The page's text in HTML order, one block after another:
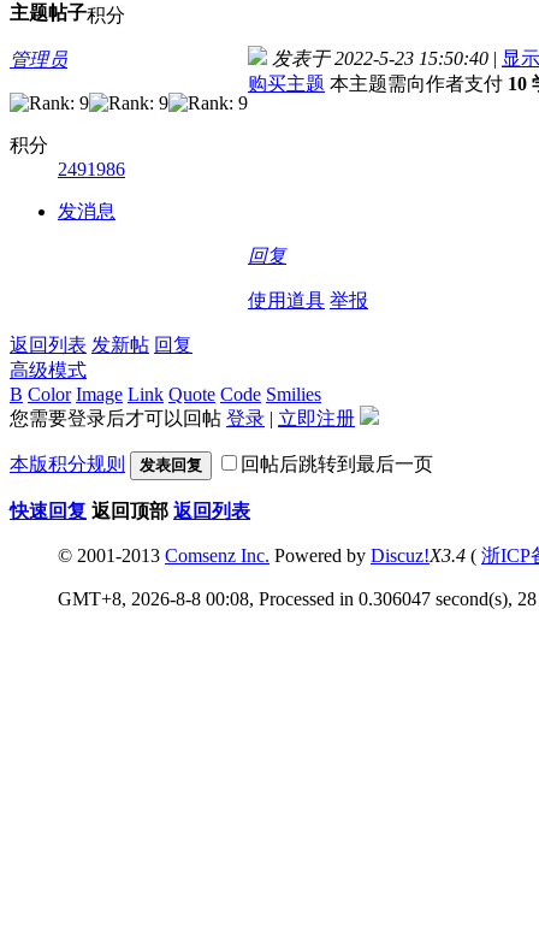
主题帖子积分
管理员
积分
2491986
发消息
发表于 2022-5-23 15:50:40 | 显
购买主题 本主题需向作者支付 10
回复
使用道具 举报
返回列表 发新帖 回复
高级模式
B Color Image Link Quote Code Smilies
您需要登录后才可以回帖 登录 | 立即注册
本版积分规则 发表回复 回帖后跳转到最后一页
快速回复 返回顶部 返回列表
© 2001-2013 Comsenz Inc. Powered by Discuz!X3.4 ( 浙ICP
GMT+8, 2026-8-8 00:08, Processed in 0.306047 second(s),